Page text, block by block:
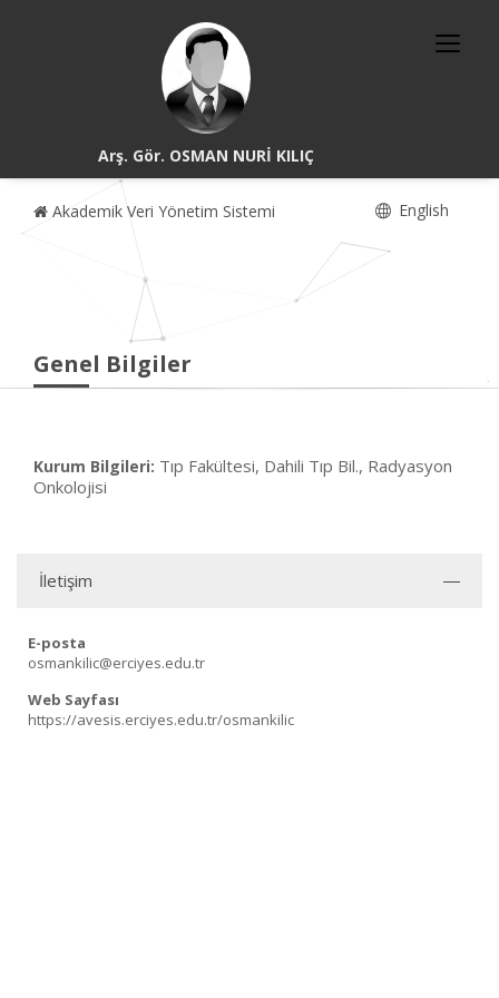
Arş. Gör. OSMAN NURİ KILIÇ
Akademik Veri Yönetim Sistemi English
Genel Bilgiler
Kurum Bilgileri: Tıp Fakültesi, Dahili Tıp Bil., Radyasyon
Onkolojisi
İletişim
E-posta
osmankilic@erciyes.edu.tr
Web Sayfası
https://avesis.erciyes.edu.tr/osmankilic